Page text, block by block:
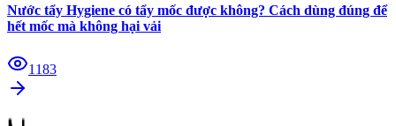
Nước tẩy Hygiene có tẩy mốc được không? Cách dùng đúng để
hết mốc mà không hại vải
1183